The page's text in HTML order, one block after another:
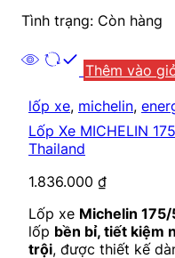
Tình trạng: Còn hàng
Thêm vào
lốp xe, michelin,
Lốp Xe MICHELIN
Thailand
1.836.000 ₫
Lốp xe Michelin
lốp bền bỉ, tiết kiệm
trội, được thiết kế